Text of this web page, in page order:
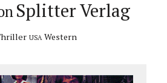
Splitter Verlag
USA Western